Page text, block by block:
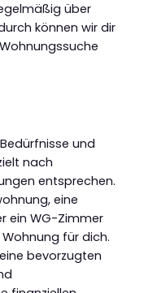
über
können wir dir
und
nach
entsprechen.
eine
ein WG-Zimmer
für dich.
bevorzugten